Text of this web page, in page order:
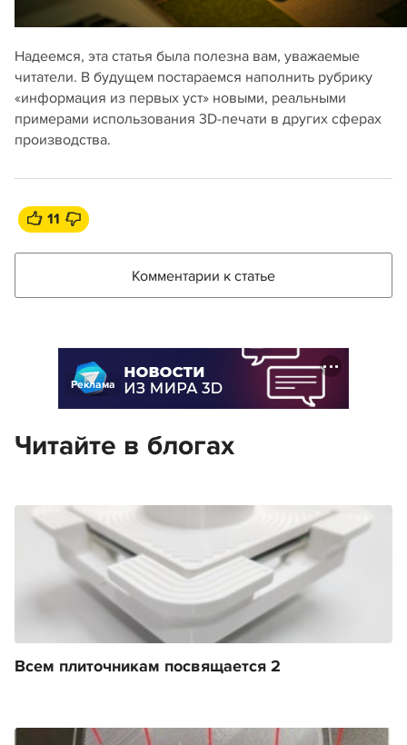
Надеемся, эта статья была полезна вам, уважаемые
читатели. В будущем постараемся наполнить рубрику
«информация из первых уст» новыми, реальными
примерами использования 3D-печати в других сферах
производства.
11
Комментарии к статье
Реклама
Читайте в блогах
Всем плиточникам посвящается 2